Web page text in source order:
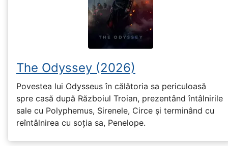
The Odyssey (2026)
Povestea lui Odysseus în călătoria sa periculoasă
spre casă după Războiul Troian, prezentând întâlnirile
sale cu Polyphemus, Sirenele, Circe și terminând cu
reîntâlnirea cu soția sa, Penelope.